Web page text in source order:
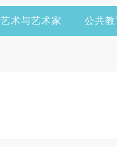
艺术与艺术家 公共教